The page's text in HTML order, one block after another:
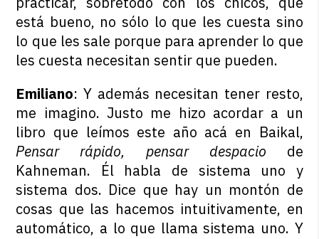
está bueno, no sólo lo que les cuesta sino
lo que les sale porque para aprender lo que
les cuesta necesitan sentir que pueden.
Emiliano: Y además necesitan tener resto,
me imagino. Justo me hizo acordar a un
libro que leímos este año acá en Baikal,
Pensar rápido, pensar despacio de
Kahneman. Él habla de sistema uno y
sistema dos. Dice que hay un montón de
cosas que las hacemos intuitivamente, en
automático, a lo que llama sistema uno. Y